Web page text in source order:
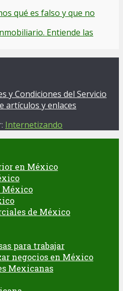
qué es falso y que no
Entiende las
y Condiciones del Servicio
artículos y enlaces
Internetizando
en México
México
de México
para trabajar
negocios en México
Mexicanas